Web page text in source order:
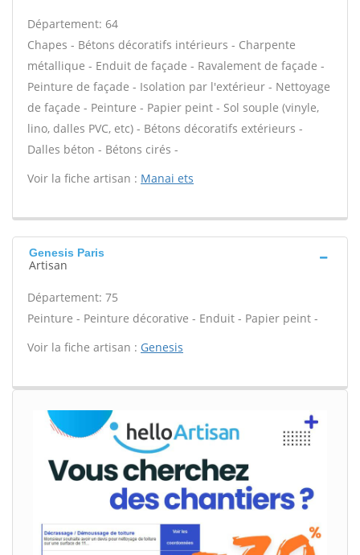
Département: 64
Chapes - Bétons décoratifs intérieurs - Charpente
métallique - Enduit de façade - Ravalement de façade -
Peinture de façade - Isolation par l'extérieur - Nettoyage
de façade - Peinture - Papier peint - Sol souple (vinyle,
lino, dalles PVC, etc) - Bétons décoratifs extérieurs -
Dalles béton - Bétons cirés -
Voir la fiche artisan : Manai ets
Genesis Paris
Artisan
Département: 75
Peinture - Peinture décorative - Enduit - Papier peint -
Voir la fiche artisan : Genesis